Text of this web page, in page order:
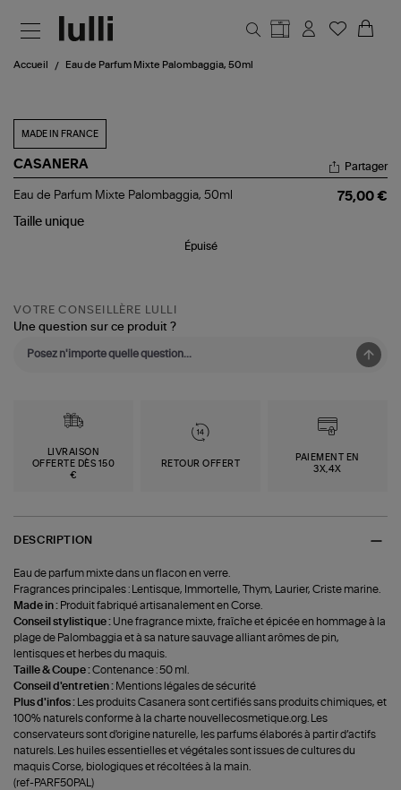
Accueil Eau de Parfum Mixte Palombaggia, 50ml
MADE IN FRANCE
CASANERA
Eau
Parfum
Partager
Eau de Parfum Mixte Palombaggia, 50ml
75,00 €
Taille unique
Épuisé
VOTRE CONSEILLÈRE LULLI
Une question sur ce produit ?
LIVRAISON
OFFERTE DÈS 150
€
RETOUR OFFERT
PAIEMENT EN
3X,4X
DESCRIPTION
Eau de parfum mixte dans un flacon en verre.
Fragrances principales : Lentisque, Immortelle, Thym, Laurier, Criste marine.
Made in : Produit fabriqué artisanalement en Corse.
Conseil stylistique : Une fragrance mixte, fraîche et épicée en hommage à la
plage de Palombaggia et à sa nature sauvage alliant arômes de pin,
lentisques et herbes du maquis.
Taille & Coupe :Contenance : 50 ml.
Conseil d'entretien : Mentions légales de sécurité
Plus d'infos :
Les produits Casanera sont certifiés sans produits chimiques, et
100% naturels conforme à la charte nouvellecosmetique.org. Les
conservateurs sont d'origine naturelle, les parfums élaborés à partir d’actifs
naturels. Les huiles essentielles et végétales sont issues de cultures du
maquis Corse, biologiques et récoltées à la main.
(ref-PARF50PAL)